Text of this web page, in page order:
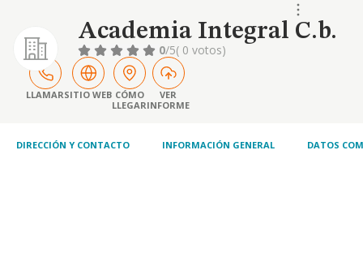
Academia Integral C.b.
0/5( 0 votos)
LLAMARSITIO WEB CÓMO
LLEGAR
VER
INFORME
DIRECCIÓN Y CONTACTO INFORMACIÓN GENERAL DATOS